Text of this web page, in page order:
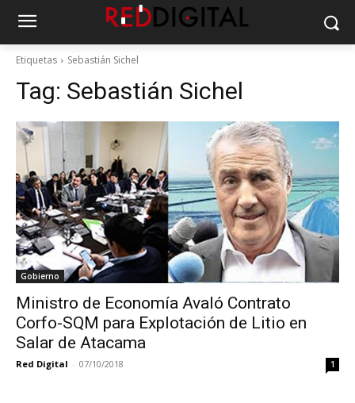
Etiquetas Sebastián Sichel
Tag: Sebastián Sichel
Gobierno
Ministro de Economía Avaló Contrato
Corfo-SQM para Explotación de Litio en
Salar de Atacama
Red Digital - 07/10/2018 1